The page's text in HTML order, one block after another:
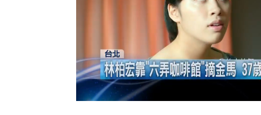
Unmute
48.85%